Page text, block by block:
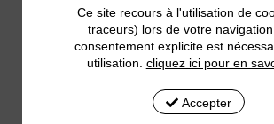
Ce site recours à l'utilisation de
traceurs) lors de votre
consentement explicite est
utilisation. cliquez ici pour en
Accepter